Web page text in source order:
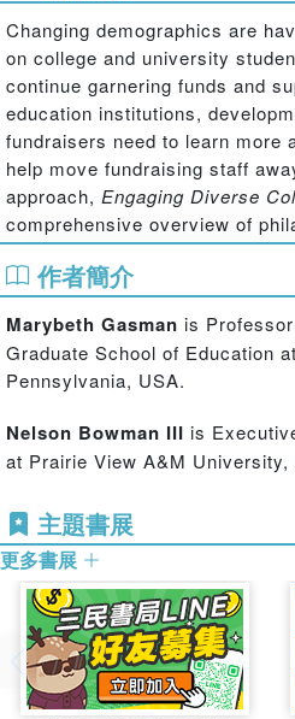
Changing demographics are
on college and university
continue garnering funds and
education institutions,
fundraisers need to learn more
help move fundraising staff
approach, Engaging Diverse
comprehensive overview of
cultures. Unlike other works on
communities of color, this book
college and university alumni
suggestions for engaging
practices as well as
This practical guide includes:
A Comprehensive Overview of
secondary sources, interviews, and
American, and Asian American and
Practical
examples integrated throughout the
at a Glance" for quick reference.
作者簡介
Marybeth Gasman is
Graduate School of Education
Pennsylvania, USA.
Nelson Bowman III is
at Prairie View A&M University,
主題書展
更多書展